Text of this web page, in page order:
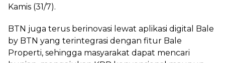
Kamis (31/7).
BTN juga terus berinovasi lewat aplikasi digital Bale
by BTN yang terintegrasi dengan fitur Bale
Properti, sehingga masyarakat dapat mencari